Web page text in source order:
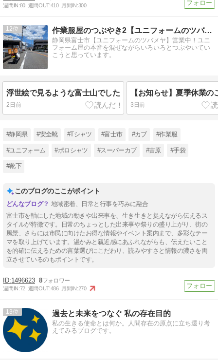
週間IN:80 週間OUT:410 月間IN:300
12 作業服屋のつぶやき2【ユニフォームのツバメヤ】
静岡県富士市【ユニフォームのツバメヤ】営業中！ユニ
フォーム屋の本音を混ぜながらいろいろとつぶやいてい
こうと思っています。
浮世絵で見るような富士山でした
2日前
【お知らせ】夏季休業の
3日前
#静岡県 #安全靴 #Tシャツ #富士市 #カブ #作業服
#ユニフォーム #ポロシャツ #スーパーカブ #吉原 #手袋
#靴下
このブログのここがポイント
地域密着、日常と行事を巧みに融合
富士市を軸にした地域の動きや出来事を、生き生きと捉えながら伝えるス
タイルが特徴です。日常のちょっとした出来事や祭りの盛り上がり、街の
風景、さらには市民に向けたお得な情報やイベント案内まで、多彩なテー
マを取り上げています。温かみと親近感にあふれながらも、伝えたいこと
を的確に伝えるための言葉選びにこだわり、読みやすさと情報の濃さを両
立させているのもポイントです。
1496623 8
週間IN:72 週間OUT:486 月間IN:270
13 過去と未来をつなぐ 私の存在目的
私の生きる使命とは何か。人間存在の原点に立ち還り考
えてみるブログです。